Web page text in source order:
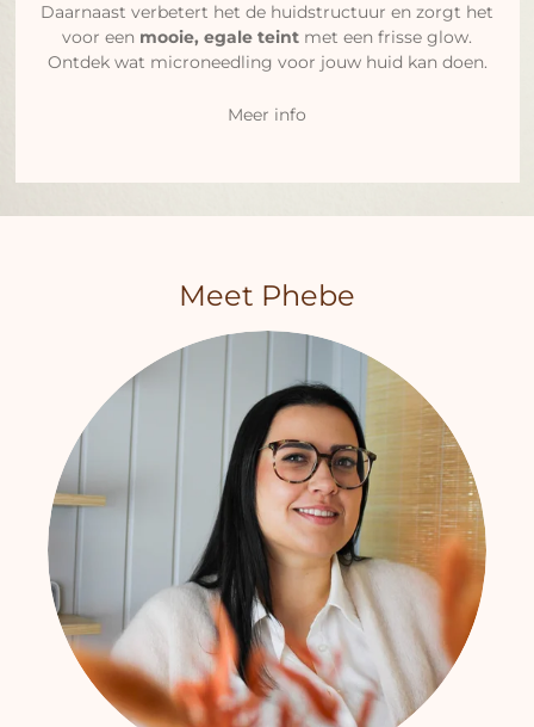
Daarnaast verbetert het de huidstructuur en zorgt het
voor een mooie, egale teint met een frisse glow.
Ontdek wat microneedling voor jouw huid kan doen.
Meer info
Meet Phebe